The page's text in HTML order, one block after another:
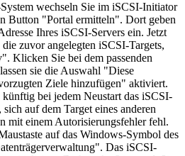
wechseln Sie im iSCSI-Initiator
Button "Portal ermitteln". Dort geben
Ihres iSCSI-Servers ein. Jetzt
zuvor angelegten iSCSI-Targets,
Klicken Sie bei dem passenden
sie die Auswahl "Diese
Ziele hinzufügen" aktiviert.
bei jedem Neustart das iSCSI-
auf dem Target eines anderen
mit einem Autorisierungsfehler fehl.
auf das Windows-Symbol des
Das iSCSI-